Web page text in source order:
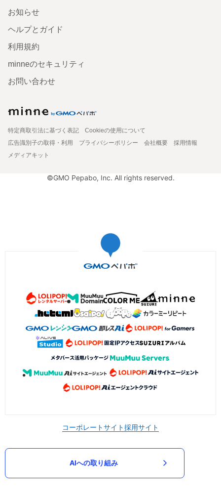
お知らせ
ヘルプとガイド
利用規約
minneのセキュリティ
お問い合わせ
特定商取引法に基づく表記
Cookieの使用について
広告識別子の取得・利用
プライバシーポリシー 会社概要
採用情報
メディアキット
©GMO Pepabo, Inc. All rights reserved.
コーポレートサイト採用サイト
AIへの取り組み